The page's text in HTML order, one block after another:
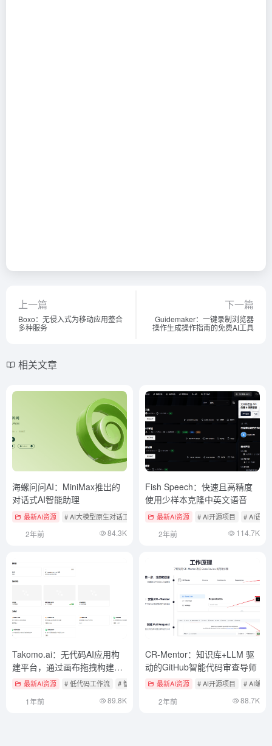
上一篇
Boxo：无侵入式为移动应用整合
多种服务
下一篇
Guidemaker：一键录制浏览器
操作生成操作指南的免费AI工具
相关文章
海螺问问AI：MiniMax推出的
对话式AI智能助理
最新AI资源 # AI大模型原生对话工具
2年前 84.3K
Fish Speech：快速且高精度
使用少样本克隆中英文语音
最新AI资源 # AI开源项目 # AI语音
2年前 114.7K
Takomo.ai：无代码AI应用构
建平台，通过画布拖拽构建多
模态工作流
最新AI资源 # 低代码工作流 # 智能体应用
1年前 89.8K
CR-Mentor：知识库+LLM 驱
动的GitHub智能代码审查导师
最新AI资源 # AI开源项目 # AI编程
2年前 88.7K